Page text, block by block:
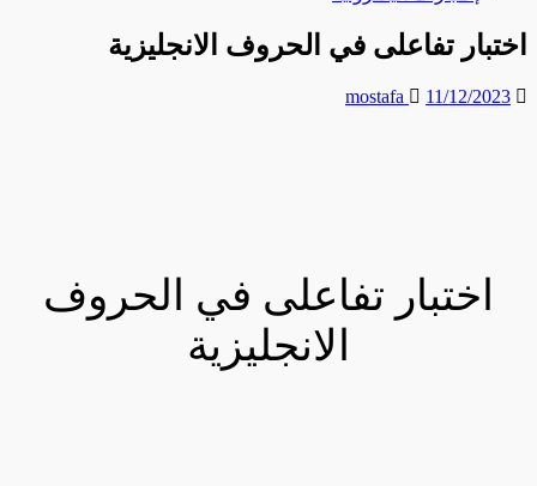
اختبار تفاعلى في الحروف الانجليزية
mostafa 11/12/2023
اختبار تفاعلى في الحروف
الانجليزية